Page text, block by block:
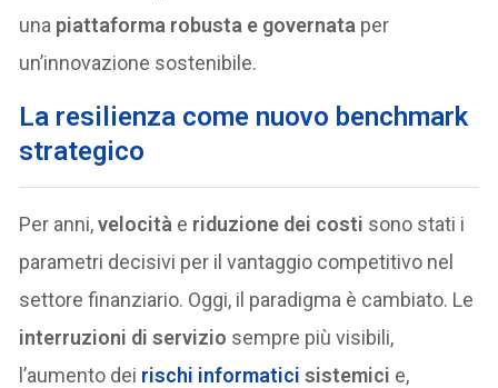
una piattaforma robusta e governata per
un’innovazione sostenibile.
La resilienza come nuovo benchmark
strategico
Per anni,velocità e riduzione dei costi sono stati i
parametri decisivi per il vantaggio competitivo nel
settore finanziario. Oggi, il paradigma è cambiato. Le
interruzioni di servizio sempre più visibili,
l’aumento dei rischi informatici sistemici e,